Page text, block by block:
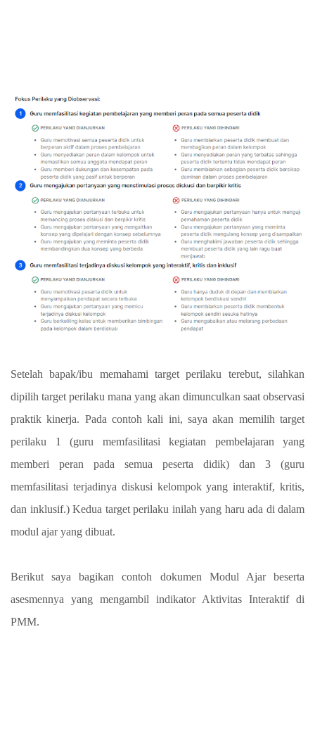
Setelah bapak/ibu memahami target perilaku terebut, silahkan
dipilih target perilaku mana yang akan dimunculkan saat observasi
praktik kinerja. Pada contoh kali ini, saya akan memilih target
perilaku 1 (guru memfasilitasi kegiatan pembelajaran yang
memberi peran pada semua peserta didik) dan 3 (guru
memfasilitasi terjadinya diskusi kelompok yang interaktif, kritis,
dan inklusif.) Kedua target perilaku inilah yang haru ada di dalam
modul ajar yang dibuat.
Berikut saya bagikan contoh dokumen Modul Ajar beserta
asesmennya yang mengambil indikator Aktivitas Interaktif di
PMM.